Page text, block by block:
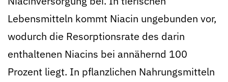
Lebensmitteln kommt Niacin ungebunden vor,
wodurch die Resorptionsrate des darin
enthaltenen Niacins bei annähernd 100
Prozent liegt. In pflanzlichen Nahrungsmitteln